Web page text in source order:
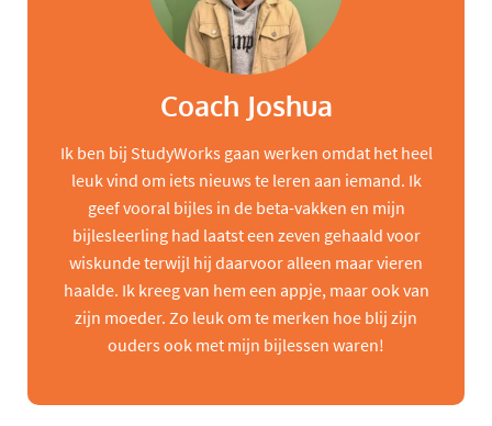
Coach Joshua
Ik ben bij StudyWorks gaan werken omdat het heel
leuk vind om iets nieuws te leren aan iemand. Ik
geef vooral bijles in de beta-vakken en mijn
bijlesleerling had laatst een zeven gehaald voor
wiskunde terwijl hij daarvoor alleen maar vieren
haalde. Ik kreeg van hem een appje, maar ook van
zijn moeder. Zo leuk om te merken hoe blij zijn
ouders ook met mijn bijlessen waren!